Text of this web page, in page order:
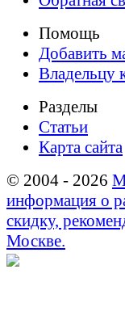
Помощь
Добавить
Владельцу
Разделы
Статьи
Карта сайта
© 2004 - 2026
информация о
скидку,
Москве.